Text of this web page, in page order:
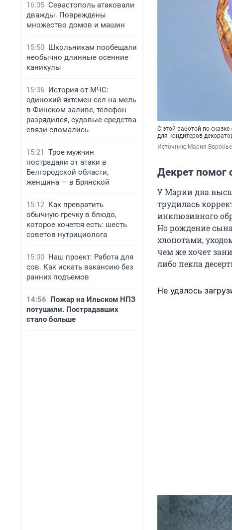
16:05 Севастополь атаковали
дважды. Повреждены
множество домов и машин
15:50 Школьникам пообещали
необычно длинные осенние
каникулы
15:36 История от МЧС:
одинокий яхтсмен сел на мель
в Финском заливе, телефон
разрядился, судовые средства
связи сломались
15:21 Трое мужчин
пострадали от атаки в
Белгородской области,
женщина — в Брянской
15:12 Как превратить
обычную гречку в блюдо,
которое хочется есть: шесть
советов нутрициолога
15:00 Наш проект: Работа для
сов. Как искать вакансию без
ранних подъемов
14:56 Пожар на Ильском НПЗ
потушили. Пострадавших
стало больше
С этой работой по
для кондитеров-
Источник: Мария
Декрет помог
У Марии два
трудилась
инклюзивного
Но рождение
хлопотами,
чем же хочет
либо пекла
Не удалось